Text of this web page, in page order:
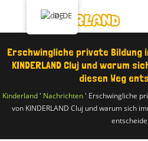
Erschwingliche private Bildung
KINDERLAND Cluj und warum
diesen Weg
Kinderland' Nachrichten' Erschwingliche
von KINDERLAND Cluj und warum sich
DE